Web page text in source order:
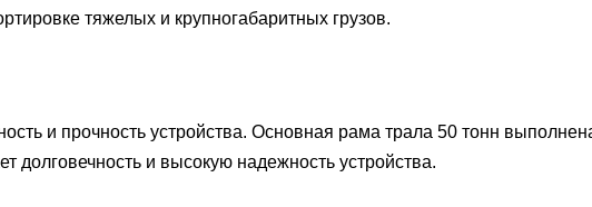
тяжелых и крупногабаритных грузов.
и прочность устройства. Основная рама трала 50 тонн
долговечность и высокую надежность устройства.